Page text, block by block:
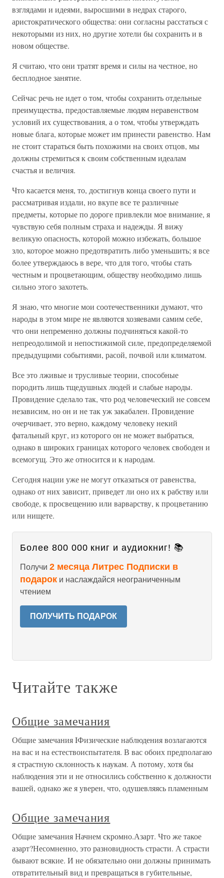
взглядами и идеями, выросшими в недрах старого,
аристократического общества: они согласны расстаться с
некоторыми из них, но другие хотели бы сохранить и в
новом обществе.
Я считаю, что они тратят время и силы на честное, но
бесплодное занятие.
Сейчас речь не идет о том, чтобы сохранить отдельные
преимущества, предоставляемые людям неравенством
условий их существования, а о том, чтобы утверждать
новые блага, которые может им принести равенство. Нам
не стоит стараться быть похожими на своих отцов, мы
должны стремиться к своим собственным идеалам
счастья и величия.
Что касается меня, то, достигнув конца своего пути и
рассматривая издали, но вкупе все те различные
предметы, которые по дороге привлекли мое внимание, я
чувствую себя полным страха и надежды. Я вижу
великую опасность, которой можно избежать, большое
зло, которое можно предотвратить либо уменьшить; я все
более утверждаюсь в вере, что для того, чтобы стать
честным и процветающим, обществу необходимо лишь
сильно этого захотеть.
Я знаю, что многие мои соотечественники думают, что
народы в этом мире не являются хозяевами самим себе,
что они непременно должны подчиняться какой-то
непреодолимой и непостижимой силе, предопределяемой
предыдущими событиями, расой, почвой или климатом.
Все это лживые и трусливые теории, способные
породить лишь тщедушных людей и слабые народы.
Провидение сделало так, что род человеческий не совсем
независим, но он и не так уж закабален. Провидение
очерчивает, это верно, каждому человеку некий
фатальный круг, из которого он не может выбраться,
однако в широких границах которого человек свободен и
всемогущ. Это же относится и к народам.
Сегодня нации уже не могут отказаться от равенства,
однако от них зависит, приведет ли оно их к рабству или
свободе, к просвещению или варварству, к процветанию
или нищете.
Более 800 000 книг и аудиокниг! 📚
Получи 2 месяца Литрес Подписки в
подарок и наслаждайся неограниченным
чтением
ПОЛУЧИТЬ ПОДАРОК
Читайте также
Общие замечания
Общие замечания IФизические наблюдения возлагаются
на вас и на естествоиспытателя. В вас обоих предполагаю
я страстную склонность к наукам. А потому, хотя бы
наблюдения эти и не относились собственно к должности
вашей, однако же я уверен, что, одушевляясь пламенным
Общие замечания
Общие замечания Начнем скромно.Азарт. Что же такое
азарт?Несомненно, это разновидность страсти. А страсти
бывают всякие. И не обязательно они должны принимать
отвратительный вид и превращаться в губительные,